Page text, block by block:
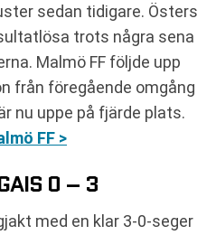
sedan tidigare. Östers
trots några sena
Malmö FF följde upp
från föregående omgång
nu uppe på fjärde plats.
FF >
0 – 3
med en klar 3-0-seger